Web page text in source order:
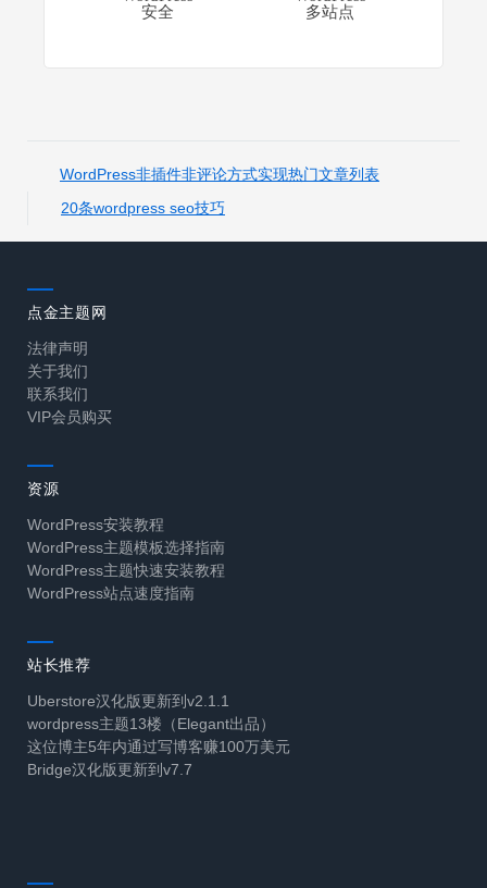
安全
多站点
WordPress非插件非评论方式实现热门文章列表
20条wordpress seo技巧
点金主题网
法律声明
关于我们
联系我们
VIP会员购买
资源
WordPress安装教程
WordPress主题模板选择指南
WordPress主题快速安装教程
WordPress站点速度指南
站长推荐
Uberstore汉化版更新到v2.1.1
wordpress主题13楼（Elegant出品）
这位博主5年内通过写博客赚100万美元
Bridge汉化版更新到v7.7